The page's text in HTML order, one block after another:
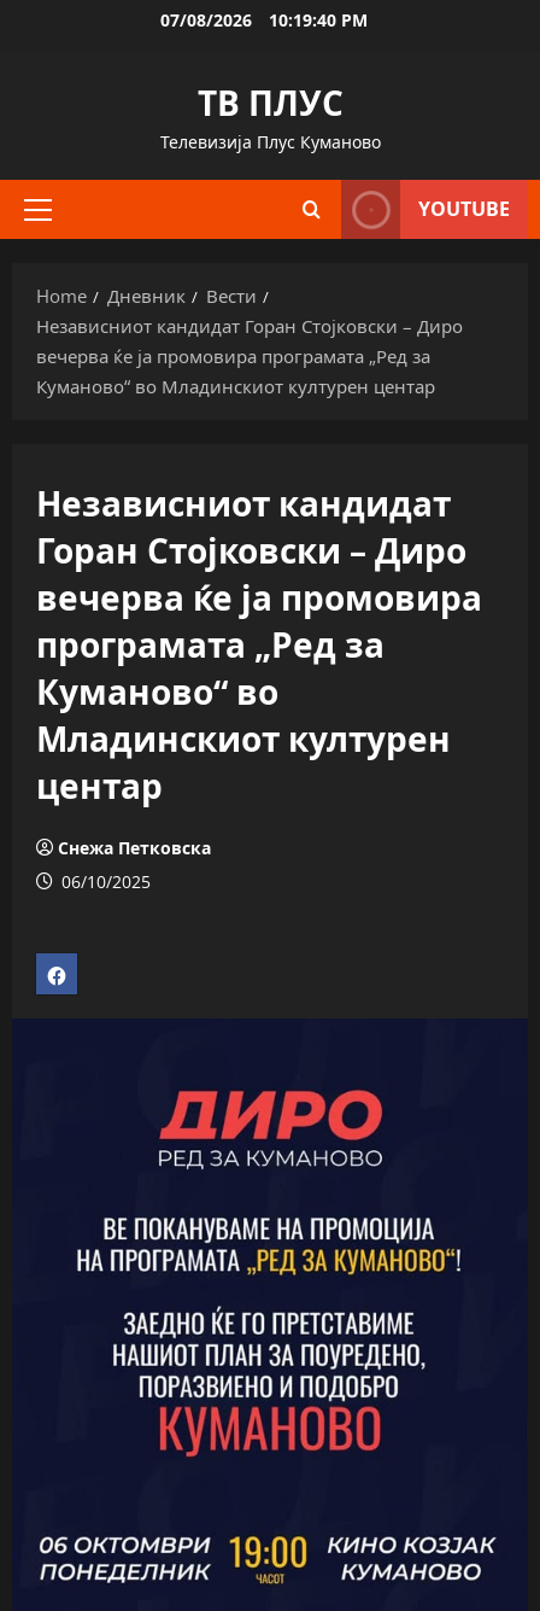
07/08/2026 10:19:41 PM
ТВ ПЛУС
Телевизија Плус Куманово
Primary
YOUTUBE
Home Дневник
Вести
Независниот кандидат Горан Стојковски – Диро
вечерва ќе ја промовира програмата „Ред за
Куманово“ во Младинскиот културен центар
Независниот кандидат
Горан Стојковски – Диро
вечерва ќе ја промовира
програмата „Ред за
Куманово“ во
Младинскиот културен
центар
Снежа Петковска
06/10/2025